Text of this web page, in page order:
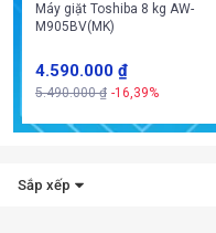
Máy giặt Toshiba 8 kg AW-
M905BV(MK)
4.590.000 ₫
5.490.000 ₫ -16,39%
Sắp xếp